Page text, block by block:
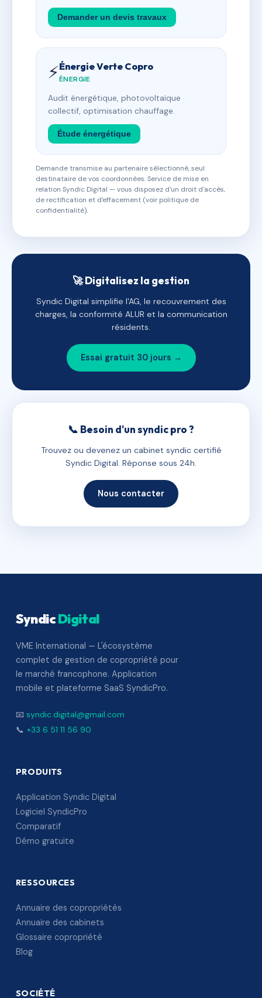
Demander un devis travaux
⚡Énergie Verte Copro
ÉNERGIE
Audit énergétique, photovoltaïque
collectif, optimisation chauffage.
Étude énergétique
Demande transmise au partenaire sélectionné, seul
destinataire de vos coordonnées. Service de mise en
relation Syndic Digital — vous disposez d'un droit d'accès,
de rectification et d'effacement (voir politique de
confidentialité).
🚀 Digitalisez la gestion
Syndic Digital simplifie l'AG, le recouvrement des
charges, la conformité ALUR et la communication
résidents.
Essai gratuit 30 jours →
📞 Besoin d'un syndic pro ?
Trouvez ou devenez un cabinet syndic certifié
Syndic Digital. Réponse sous 24h.
Nous contacter
SyndicDigital
VME International — L'écosystème
complet de gestion de copropriété pour
le marché francophone. Application
mobile et plateforme SaaS SyndicPro.
📧 syndic.digital@gmail.com
📞 +33 6 51 11 56 90
PRODUITS
Application Syndic Digital
Logiciel SyndicPro
Comparatif
Démo gratuite
RESSOURCES
Annuaire des copropriétés
Annuaire des cabinets
Glossaire copropriété
Blog
SOCIÉTÉ